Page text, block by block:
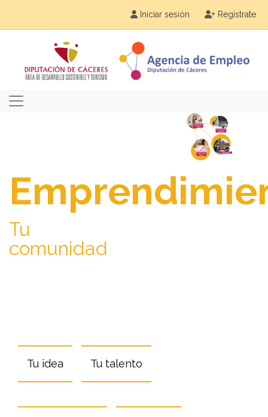
Iniciar sesión Regístrate
Tu
comunidad
Tu idea Tu talento